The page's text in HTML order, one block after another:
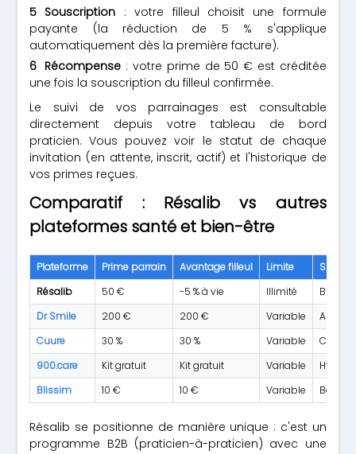
Souscription : votre filleul choisit une formule
payante (la réduction de 5 % s'applique
automatiquement dès la première facture).
Récompense : votre prime de 50 € est créditée
une fois la souscription du filleul confirmée.
Le suivi de vos parrainages est consultable
directement depuis votre tableau de bord
praticien. Vous pouvez voir le statut de chaque
invitation (en attente, inscrit, actif) et l'historique de
vos primes reçues.
Comparatif : Résalib vs autres
plateformes santé et bien-être
Plateforme Prime parrain Avantage filleul Limite
Résalib
50 € -5 % à vie Illimité
Bien-
Dr Smile
200 € 200 € Variable
Cuure
30 % 30 % Variable
900.care
Kit gratuit Kit gratuit Variable
Blissim
10 € 10 € Variable Box
Résalib se positionne de manière unique : c'est un
programme B2B (praticien-à-praticien) avec une